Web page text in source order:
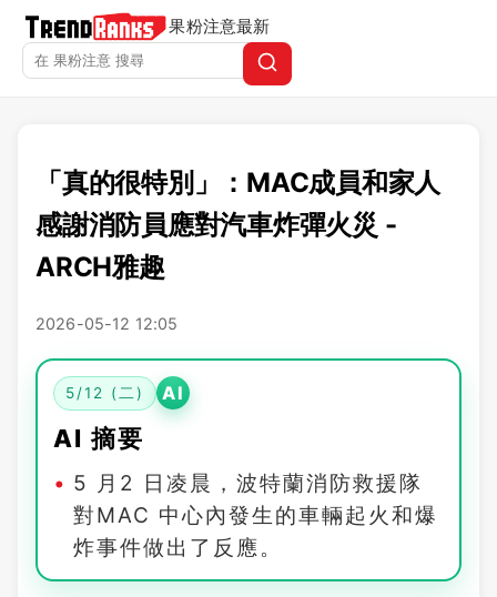
果粉注意最新
「真的很特別」：MAC成員和家人
感謝消防員應對汽車炸彈火災 -
ARCH雅趣
2026-05-12 12:05
5/12 (二) AI
AI 摘要
5 月2 日凌晨，波特蘭消防救援隊
對MAC 中心內發生的車輛起火和爆
炸事件做出了反應。